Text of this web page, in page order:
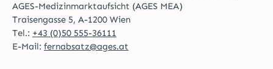
AGES-Medizinmarktaufsicht (AGES MEA)
Traisengasse 5, A-1200 Wien
Tel.: +43 (0)50 555-36111
E-Mail: fernabsatz@ages.at